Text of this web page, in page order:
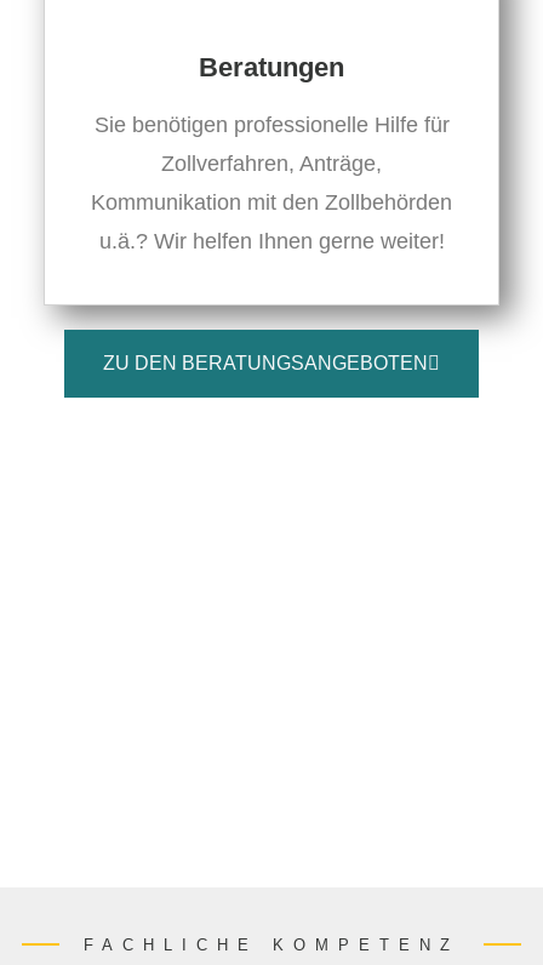
Beratungen
Sie benötigen professionelle Hilfe für
Zollverfahren, Anträge,
Kommunikation mit den Zollbehörden
u.ä.? Wir helfen Ihnen gerne weiter!
ZU DEN BERATUNGSANGEBOTEN
FACHLICHE KOMPETENZ